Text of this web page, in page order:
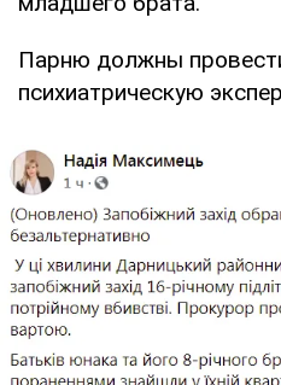
Парню должны
психиатрическую